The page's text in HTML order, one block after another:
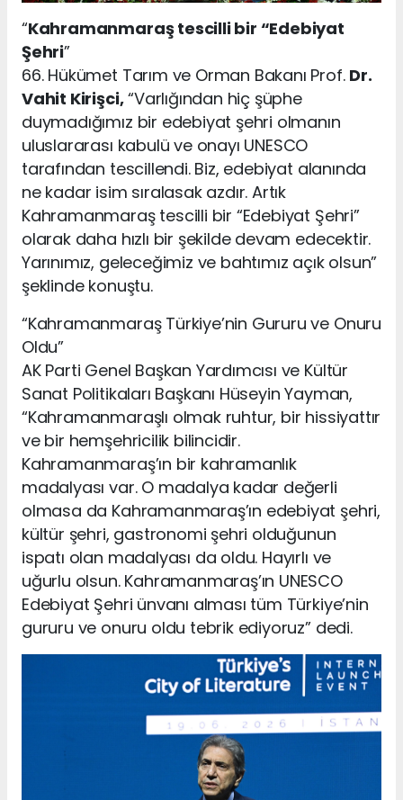
“Kahramanmaraş tescilli bir “Edebiyat
Şehri”
66. Hükümet Tarım ve Orman Bakanı Prof. Dr.
Vahit Kirişci,“Varlığından hiç şüphe
duymadığımız bir edebiyat şehri olmanın
uluslararası kabulü ve onayı UNESCO
tarafından tescillendi. Biz, edebiyat alanında
ne kadar isim sıralasak azdır. Artık
Kahramanmaraş tescilli bir “Edebiyat Şehri”
olarak daha hızlı bir şekilde devam edecektir.
Yarınımız, geleceğimiz ve bahtımız açık olsun”
şeklinde konuştu.
“Kahramanmaraş Türkiye’nin Gururu ve Onuru
Oldu”
AK Parti Genel Başkan Yardımcısı ve Kültür
Sanat Politikaları Başkanı Hüseyin Yayman,
“Kahramanmaraşlı olmak ruhtur, bir hissiyattır
ve bir hemşehricilik bilincidir.
Kahramanmaraş’ın bir kahramanlık
madalyası var. O madalya kadar değerli
olmasa da Kahramanmaraş’ın edebiyat şehri,
kültür şehri, gastronomi şehri olduğunun
ispatı olan madalyası da oldu. Hayırlı ve
uğurlu olsun. Kahramanmaraş’ın UNESCO
Edebiyat Şehri ünvanı alması tüm Türkiye’nin
gururu ve onuru oldu tebrik ediyoruz” dedi.